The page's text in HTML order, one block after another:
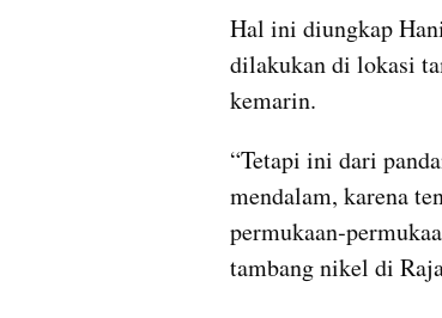
Hal ini diungkap
dilakukan di lokasi
kemarin.
“Tetapi ini dari
mendalam, karena
tambang nikel di